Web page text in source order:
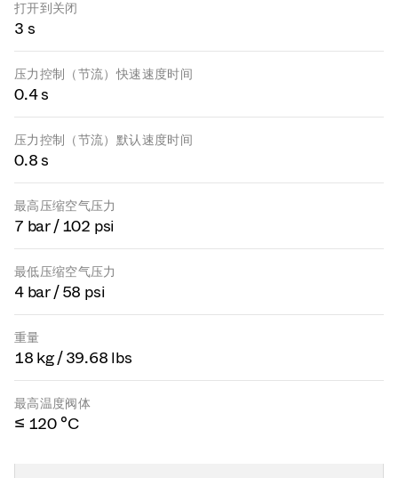
打开到关闭
3 s
压力控制（节流）快速速度时间
0.4 s
压力控制（节流）默认速度时间
0.8 s
最高压缩空气压力
7 bar / 102 psi
最低压缩空气压力
4 bar / 58 psi
重量
18 kg / 39.68 lbs
最高温度阀体
≤ 120 °C